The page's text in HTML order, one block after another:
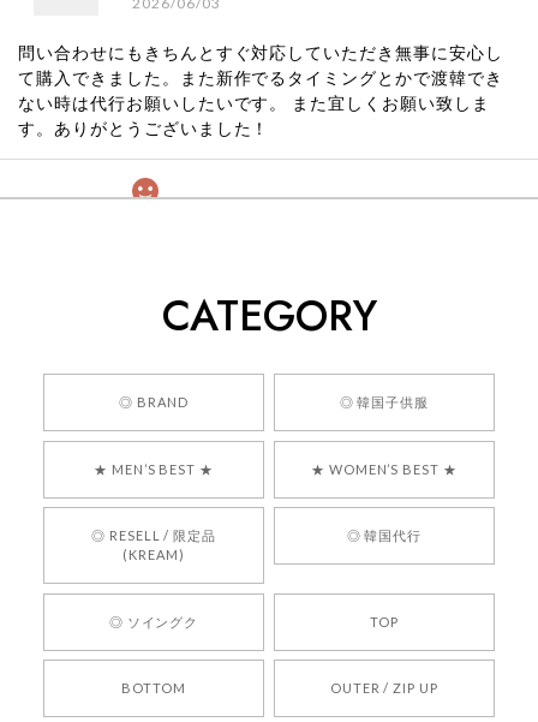
問い合わせにもきちんとすぐ対応していただき無事に安心し
て購入できました。また新作でるタイミングとかで渡韓でき
ない時は代行お願いしたいです。 また宜しくお願い致しま
す。ありがとうございました！
くっそかわいいし、ショップの問い合わせも返事がはやくて
嬉しいレビューをありがとうございます！ 商品を
気に入っていただけたようで、大変嬉しく思いま
言葉をいただきありがとうございます。安心して
お買い物いただけたとのこと、何より嬉しいで
す。 これからも迅速かつ丁寧な対応を心がけ、安
心してご利用いただけるショップを目指してまい
ります。 また気になる商品がございましたら、ぜ
りお待ちしております。
CATEGORY
◎ BRAND ◎ 韓国子供服
★ MEN’S BEST ★ ★ WOMEN’S BEST ★
◎ RESELL / 限定品
(KREAM)
◎ 韓国代行
◎ ソイングク TOP
BOTTOM OUTER / ZIP UP